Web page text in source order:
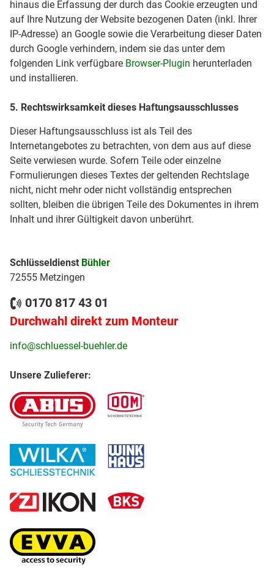
hinaus die Erfassung der durch das Cookie erzeugten und
auf Ihre Nutzung der Website bezogenen Daten (inkl. Ihrer
IP-Adresse) an Google sowie die Verarbeitung dieser Daten
durch Google verhindern, indem sie das unter dem
folgenden Link verfügbare Browser-Plugin herunterladen
und installieren.
5. Rechtswirksamkeit dieses Haftungsausschlusses
Dieser Haftungsausschluss ist als Teil des
Internetangebotes zu betrachten, von dem aus auf diese
Seite verwiesen wurde. Sofern Teile oder einzelne
Formulierungen dieses Textes der geltenden Rechtslage
nicht, nicht mehr oder nicht vollständig entsprechen
sollten, bleiben die übrigen Teile des Dokumentes in ihrem
Inhalt und ihrer Gültigkeit davon unberührt.
Schlüsseldienst Bühler
72555 Metzingen
0170 817 43 01
Durchwahl direkt zum Monteur
info@schluessel-buehler.de
Unsere Zulieferer: